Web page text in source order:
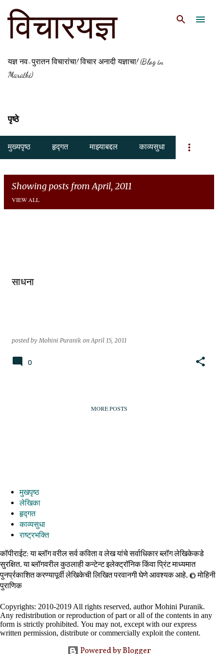
विचारयज्ञ
यज्ञ नव-पुरातन विचारांचा! विचार अनादी यज्ञाचा! (Blog in
Marathi)
पृष्ठे
मुख्यपृष्ठ हृद्गत माझ्याबद्दल काव्यसुधा
Showing posts from April, 2011
VIEW ALL
साधना
posted byMohini Puranik onApril 15, 2011
0
MORE POSTS
मुखपृष्ठ
लेखिका
हृद्गत
काव्यसुधा
राष्ट्रभक्ति
कॉपीराईट: या ब्लॉग वरील सर्व कविता व लेख यांचे सर्वाधिकार ब्लॉग लेखिकेकडे
सुरक्षित. या ब्लॉगवरील कुठलाही कन्टेन्ट इलेक्ट्रॉनिक किंवा प्रिंट माध्यमात
पुनर्प्रकाशित करण्यापूर्वी लेखिकेची लिखित परवानगी घेणे आवश्यक आहे. ©️ मोहिनी
पुराणिक
Copyrights: 2010-2019 All rights reserved, author Mohini Puranik.
Any redistribution or reproduction of part or all of the contents in any
form is strictly prohibited. You may not, except with our express
written permission, distribute or commercially exploit the content.
Powered by Blogger